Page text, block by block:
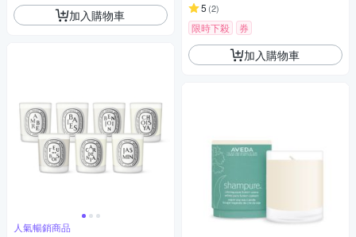
加入購物車
人氣暢銷商品
5 (2)
限時下殺 券
加入購物車